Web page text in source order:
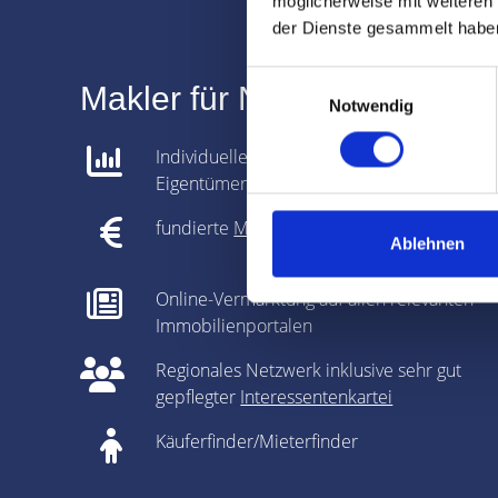
der Dienste gesammelt
Notwendig
Ablehnen
Makler für Nürnberg
Individuelle Analyse gemeinsam mit dem
Eigentümer
fundierte Marktpreisanalyse
Online-Vermarktung auf allen relevanten
Immobilienportalen
Regionales Netzwerk inklusive sehr gut
gepflegter Interessentenkartei
Käuferfinder/Mieterfinder